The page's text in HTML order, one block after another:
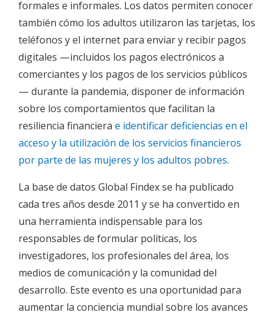
formales e informales. Los datos permiten conocer
también cómo los adultos utilizaron las tarjetas, los
teléfonos y el internet para enviar y recibir pagos
digitales —incluidos los pagos electrónicos a
comerciantes y los pagos de los servicios públicos
— durante la pandemia, disponer de información
sobre los comportamientos que facilitan la
resiliencia financiera e identificar deficiencias en el
acceso y la utilización de los servicios financieros
por parte de las mujeres y los adultos pobres.
La base de datos Global Findex se ha publicado
cada tres años desde 2011 y se ha convertido en
una herramienta indispensable para los
responsables de formular políticas, los
investigadores, los profesionales del área, los
medios de comunicación y la comunidad del
desarrollo. Este evento es una oportunidad para
aumentar la conciencia mundial sobre los avances